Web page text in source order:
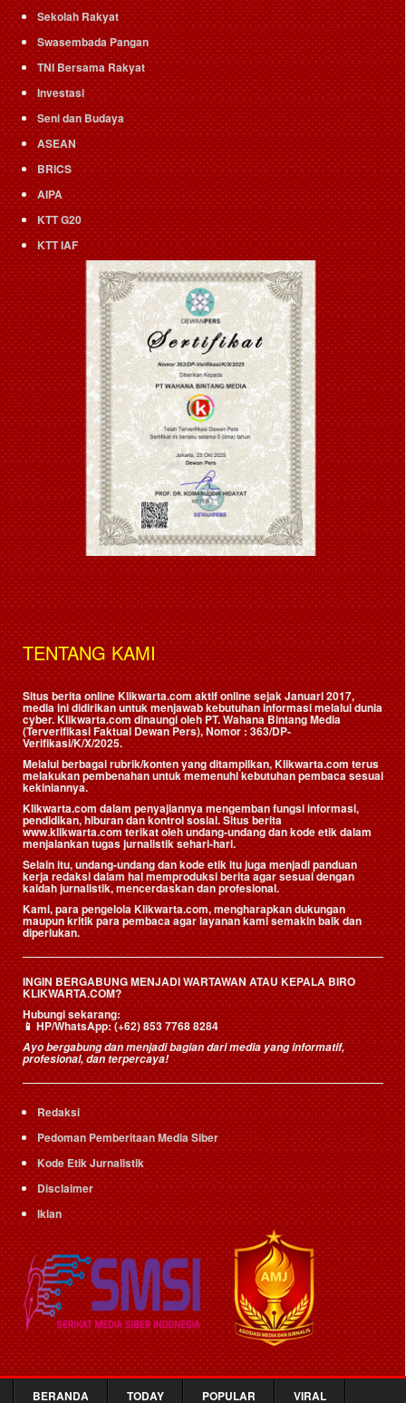
Sekolah Rakyat
Swasembada Pangan
TNI Bersama Rakyat
Investasi
Seni dan Budaya
ASEAN
BRICS
AIPA
KTT G20
KTT IAF
TENTANG KAMI
Situs berita online Klikwarta.com aktif online sejak Januari 2017,
media ini didirikan untuk menjawab kebutuhan informasi melalui dunia
cyber. Klikwarta.com dinaungi oleh PT. Wahana Bintang Media
(Terverifikasi Faktual Dewan Pers), Nomor : 363/DP-
Verifikasi/K/X/2025.
Melalui berbagai rubrik/konten yang ditampilkan, Klikwarta.com terus
melakukan pembenahan untuk memenuhi kebutuhan pembaca sesuai
kekiniannya.
Klikwarta.com dalam penyajiannya mengemban fungsi informasi,
pendidikan, hiburan dan kontrol sosial. Situs berita
www.klikwarta.com terikat oleh undang-undang dan kode etik dalam
menjalankan tugas jurnalistik sehari-hari.
Selain itu, undang-undang dan kode etik itu juga menjadi panduan
kerja redaksi dalam hal memproduksi berita agar sesuai dengan
kaidah jurnalistik, mencerdaskan dan profesional.
Kami, para pengelola Klikwarta.com, mengharapkan dukungan
maupun kritik para pembaca agar layanan kami semakin baik dan
diperlukan.
INGIN BERGABUNG MENJADI WARTAWAN ATAU KEPALA BIRO
KLIKWARTA.COM?
Hubungi sekarang:
📱HP/WhatsApp:(+62) 853 7768 8284
Ayo bergabung dan menjadi bagian dari media yang informatif,
profesional, dan terpercaya!
Redaksi
Pedoman Pemberitaan Media Siber
Kode Etik Jurnalistik
Disclaimer
Iklan
BERANDA TODAY POPULAR VIRAL